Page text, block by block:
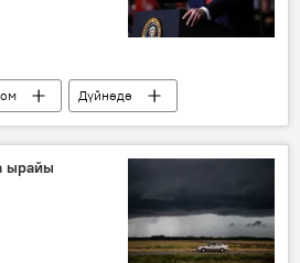
Дүйнөдө
полиция
ырайы